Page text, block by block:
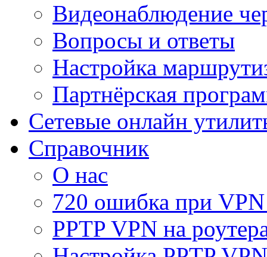
Видеонаблюдение
Вопросы и ответы
Настройка
Партнёрская
Сетевые онлайн
Справочник
О нас
720 ошибка при
PPTP VPN на